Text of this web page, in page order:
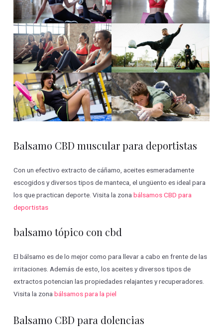
Balsamo CBD muscular para deportistas
Con un efectivo extracto de cáñamo, aceites esmeradamente
escogidos y diversos tipos de manteca, el ungüento es ideal para
los que practican deporte. Visita la zonabálsamos CBD para
deportistas
balsamo tópico con cbd
El bálsamo es de lo mejor como para llevar a cabo en frente de las
irritaciones. Además de esto, los aceites y diversos tipos de
extractos potencian las propiedades relajantes y recuperadores.
Visita la zonabálsamos para la piel
Balsamo CBD para dolencias